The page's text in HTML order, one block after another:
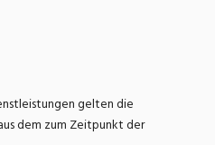
gelten die
dem zum Zeitpunkt der